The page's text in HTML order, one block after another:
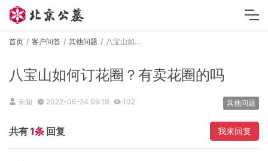
首页 客户问答 其他问题 八宝山如何订花圈？有卖花圈的吗
八宝山如何订花圈？有卖花圈的吗
未知 2022-06-24 09:19 102 其他问题
共有1条 回复 我来回复